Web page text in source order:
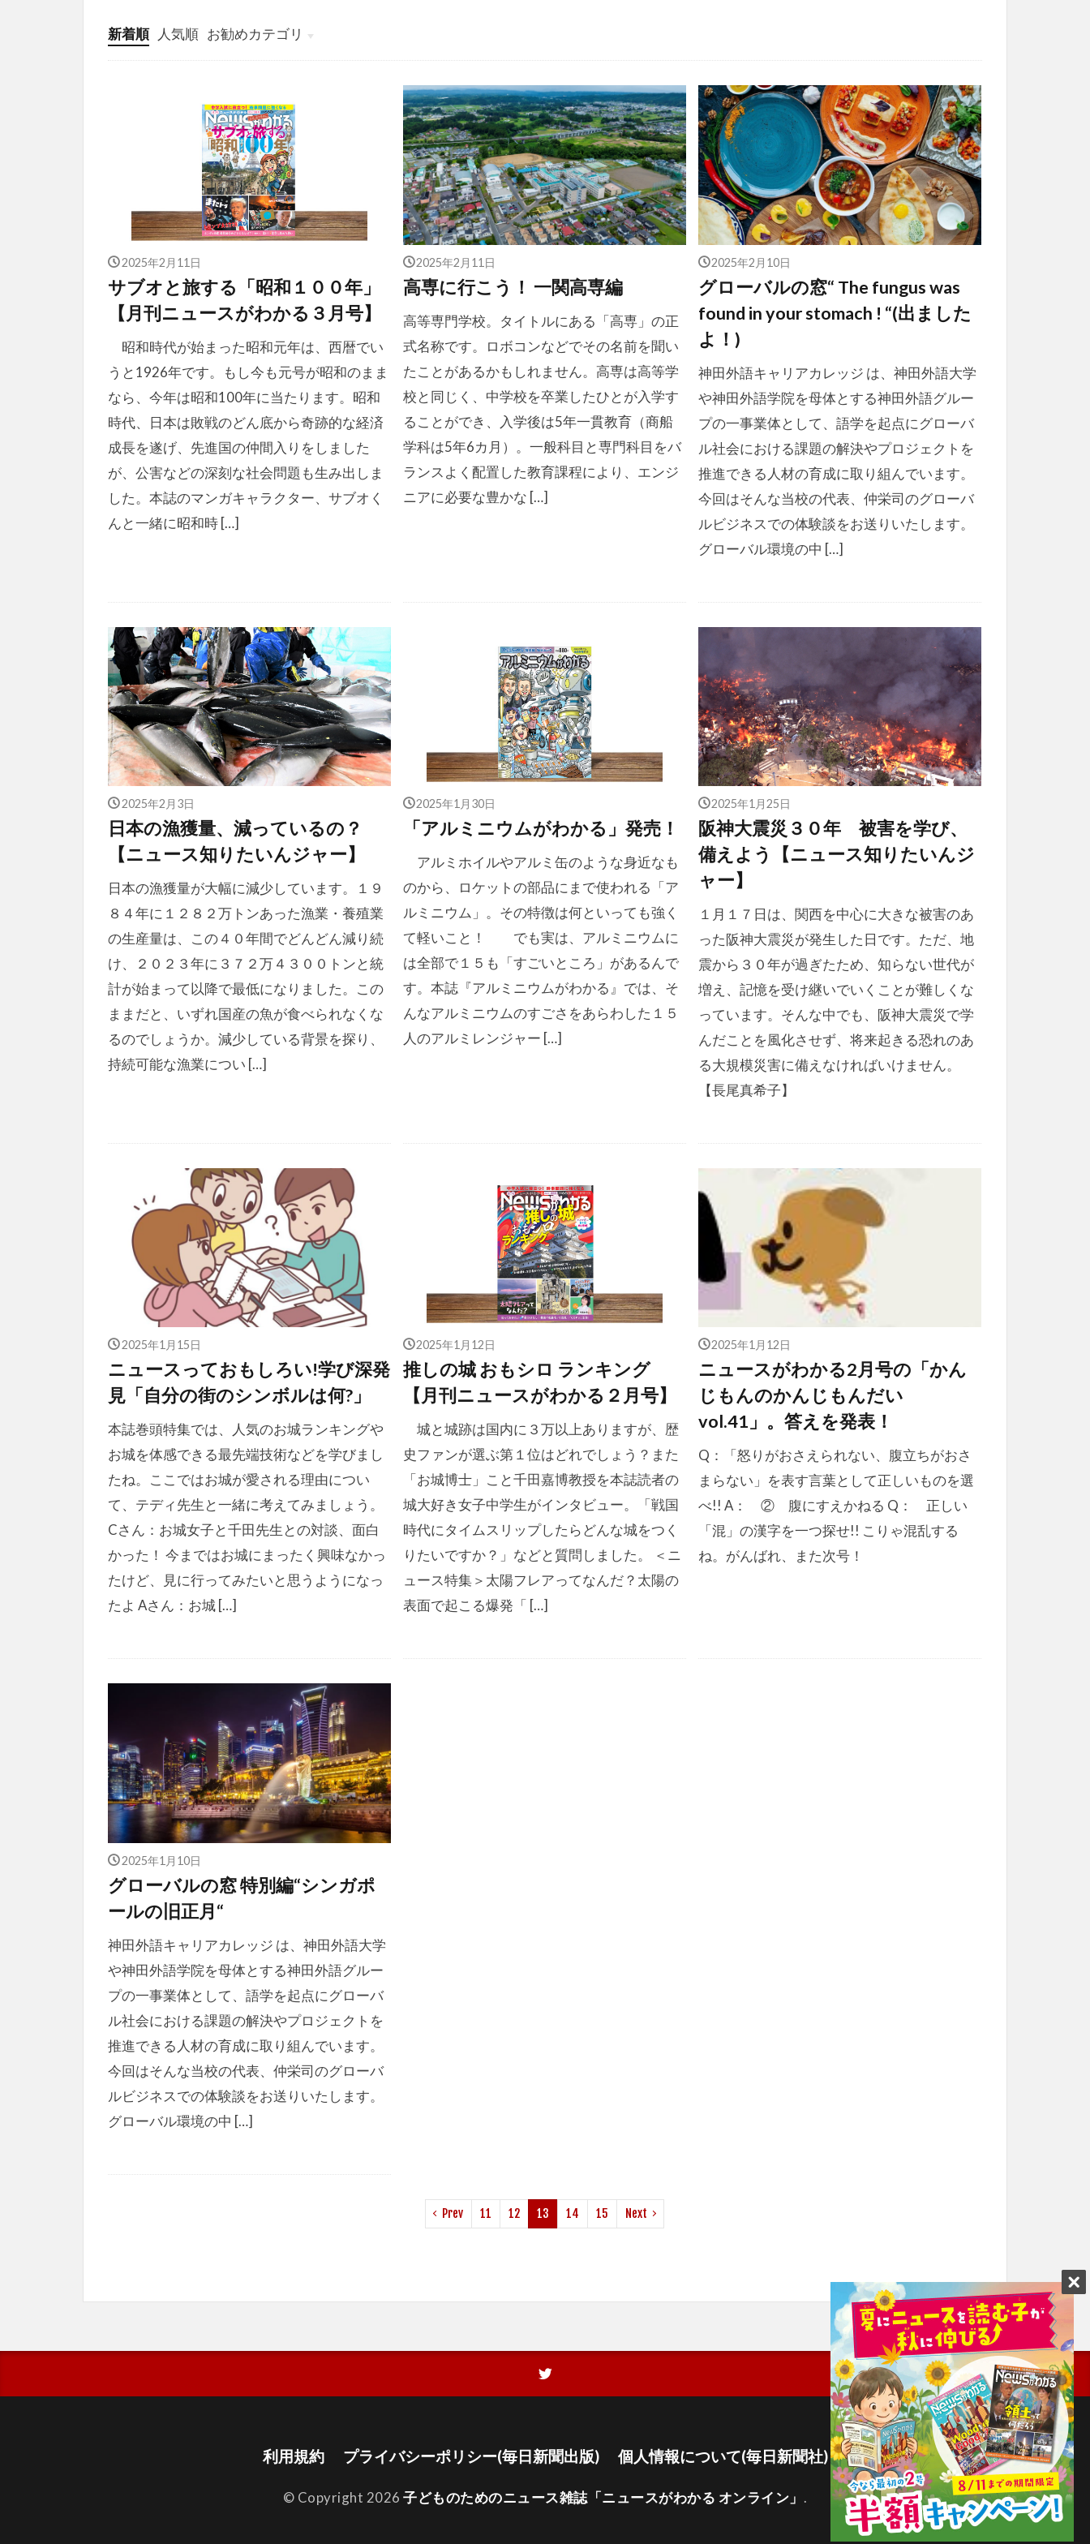
新着順 人気順 お勧めカテゴリ
投稿
学び
マンガ
電子書籍
2025年2月11日
サブオと旅する「昭和１００年」
【月刊ニュースがわかる３月号】
昭和時代が始まった昭和元年は、西暦でい
うと1926年です。もし今も元号が昭和のまま
なら、今年は昭和100年に当たります。昭和
時代、日本は敗戦のどん底から奇跡的な経済
成長を遂げ、先進国の仲間入りをしました
が、公害などの深刻な社会問題も生み出しま
した。本誌のマンガキャラクター、サブオく
んと一緒に昭和時 […]
2025年2月11日
高専に行こう！ 一関高専編
高等専門学校。タイトルにある「高専」の正
式名称です。ロボコンなどでその名前を聞い
たことがあるかもしれません。高専は高等学
校と同じく、中学校を卒業したひとが入学す
ることができ、入学後は5年一貫教育（商船
学科は5年6カ月）。一般科目と専門科目をバ
ランスよく配置した教育課程により、エンジ
ニアに必要な豊かな […]
2025年2月10日
グローバルの窓“ The fungus was
found in your stomach ! “(出ました
よ！)
神田外語キャリアカレッジ は、神田外語大学
や神田外語学院を母体とする神田外語グルー
プの一事業体として、語学を起点にグローバ
ル社会における課題の解決やプロジェクトを
推進できる人材の育成に取り組んでいます。
今回はそんな当校の代表、仲栄司のグローバ
ルビジネスでの体験談をお送りいたします。
グローバル環境の中 […]
2025年2月3日
日本の漁獲量、減っているの？
【ニュース知りたいんジャー】
日本の漁獲量が大幅に減少しています。１９
８４年に１２８２万トンあった漁業・養殖業
の生産量は、この４０年間でどんどん減り続
け、２０２３年に３７２万４３００トンと統
計が始まって以降で最低になりました。この
ままだと、いずれ国産の魚が食べられなくな
るのでしょうか。減少している背景を探り、
持続可能な漁業につい […]
2025年1月30日
「アルミニウムがわかる」発売！
アルミホイルやアルミ缶のような身近なも
のから、ロケットの部品にまで使われる「ア
ルミニウム」。その特徴は何といっても強く
て軽いこと！ でも実は、アルミニウムに
は全部で１５も「すごいところ」があるんで
す。本誌『アルミニウムがわかる』では、そ
んなアルミニウムのすごさをあらわした１５
人のアルミレンジャー […]
2025年1月25日
阪神大震災３０年 被害を学び、
備えよう【ニュース知りたいんジ
ャー】
１月１７日は、関西を中心に大きな被害のあ
った阪神大震災が発生した日です。ただ、地
震から３０年が過ぎたため、知らない世代が
増え、記憶を受け継いでいくことが難しくな
っています。そんな中でも、阪神大震災で学
んだことを風化させず、将来起きる恐れのあ
る大規模災害に備えなければいけません。
【長尾真希子】
2025年1月15日
ニュースっておもしろい!学び深発
見「自分の街のシンボルは何?」
本誌巻頭特集では、人気のお城ランキングや
お城を体感できる最先端技術などを学びまし
たね。ここではお城が愛される理由につい
て、テディ先生と一緒に考えてみましょう。
Cさん：お城女子と千田先生との対談、面白
かった！ 今まではお城にまったく興味なかっ
たけど、見に行ってみたいと思うようになっ
たよ Aさん：お城 […]
2025年1月12日
推しの城 おもシロ ランキング
【月刊ニュースがわかる２月号】
城と城跡は国内に３万以上ありますが、歴
史ファンが選ぶ第１位はどれでしょう？また
「お城博士」こと千田嘉博教授を本誌読者の
城大好き女子中学生がインタビュー。「戦国
時代にタイムスリップしたらどんな城をつく
りたいですか？」などと質問しました。 ＜ニ
ュース特集＞太陽フレアってなんだ？太陽の
表面で起こる爆発「 […]
2025年1月12日
ニュースがわかる2月号の「かん
じもんのかんじもんだい
vol.41」。答えを発表！
Q：「怒りがおさえられない、腹立ちがおさ
まらない」を表す言葉として正しいものを選
べ!! A： ② 腹にすえかねる Q： 正しい
「混」の漢字を一つ探せ!! こりゃ混乱する
ね。がんばれ、また次号！
2025年1月10日
グローバルの窓 特別編“シンガポ
ールの旧正月“
神田外語キャリアカレッジ は、神田外語大学
や神田外語学院を母体とする神田外語グルー
プの一事業体として、語学を起点にグローバ
ル社会における課題の解決やプロジェクトを
推進できる人材の育成に取り組んでいます。
今回はそんな当校の代表、仲栄司のグローバ
ルビジネスでの体験談をお送りいたします。
グローバル環境の中 […]
Prev 11 12 13 14 15 Next
利用規約 プライバシーポリシー(毎日新聞出版) 個人情報について(毎日新聞社)
© Copyright 2026子どものためのニュース雑誌「ニュースがわかる オンライン」 .